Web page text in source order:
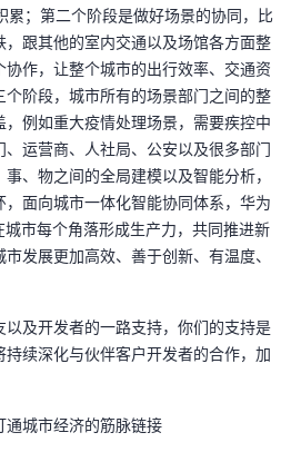
累；第二个阶段是做好场景的协同，比
跟其他的室内交通以及场馆各方面整
作，让整个城市的出行效率、交通资
阶段，城市所有的场景部门之间的整
例如重大疫情处理场景，需要疾控中
运营商、人社局、公安以及很多部门
、物之间的全局建模以及智能分析，
面向城市一体化智能协同体系，华为
市每个角落形成生产力，共同推进新
发展更加高效、善于创新、有温度、
及开发者的一路支持，你们的支持是
续深化与伙伴客户开发者的合作，加
通城市经济的筋脉链接